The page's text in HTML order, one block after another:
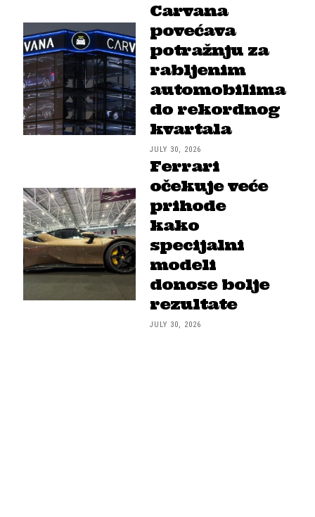
Carvana
povećava
potražnju za
rabljenim
automobilima
do rekordnog
kvartala
JULY 30, 2026
Ferrari
očekuje veće
prihode
kako
specijalni
modeli
donose bolje
rezultate
JULY 30, 2026